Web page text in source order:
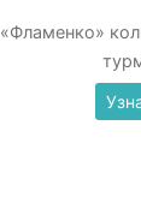
«Фламенко»